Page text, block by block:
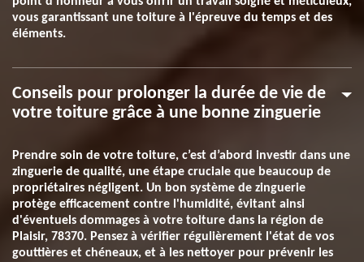
vous garantissant une toiture à l'épreuve du temps et des
éléments.
Conseils pour prolonger la durée de vie de
votre toiture grâce à une bonne zinguerie
Prendre soin de votre toiture, c’est d’abord investir dans une
zinguerie de qualité, une étape cruciale que beaucoup de
propriétaires négligent. Un bon système de zinguerie
protège efficacement contre l'humidité, évitant ainsi
d'éventuels dommages à votre toiture dans la région de
Plaisir, 78370. Pensez à vérifier régulièrement l'état de vos
gouttières et chéneaux, et à les nettoyer pour prévenir les